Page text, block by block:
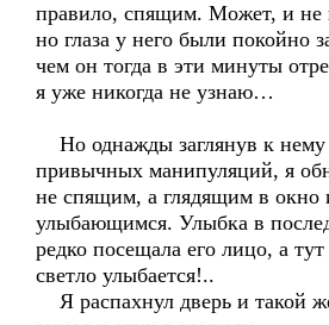
правило, спящим. Может, и не
но глаза у него были покойно
чем он тогда в эти минуты
я уже никогда не узнаю…
Но однажды заглянув к нему
привычных манипуляций, я
не спящим, а глядящим в окно
улыбающимся. Улыбка в
редко посещала его лицо, а
светло улыбается!..
Я распахнул дверь и такой